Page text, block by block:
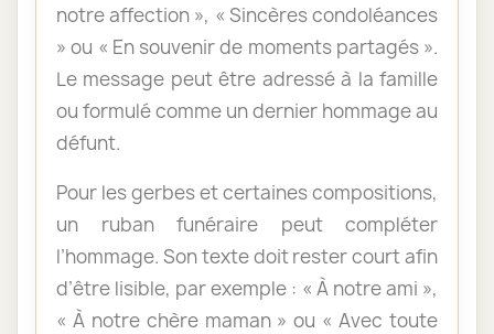
notre affection », « Sincères condoléances
» ou « En souvenir de moments partagés ».
Le message peut être adressé à la famille
ou formulé comme un dernier hommage au
défunt.
Pour les gerbes et certaines compositions,
un ruban funéraire peut compléter
l’hommage. Son texte doit rester court afin
d’être lisible, par exemple : « À notre ami »,
« À notre chère maman » ou « Avec toute